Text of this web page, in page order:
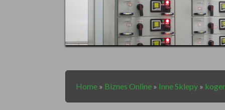
Home » Biznes Online » Inne Sklepy »